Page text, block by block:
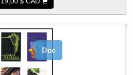
Doc